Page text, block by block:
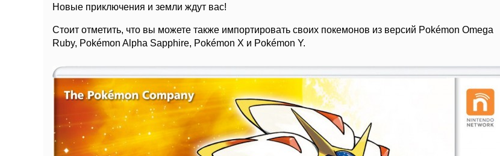
Новые приключения и земли ждут вас!
Стоит отметить, что вы можете также импортировать своих покемонов из версий Pokémon Omega
Ruby, Pokémon Alpha Sapphire, Pokémon X и Pokémon Y.